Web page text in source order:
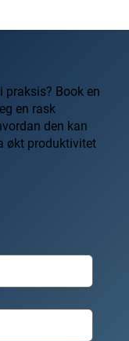
praksis? Book en
en rask
den kan
økt produktivitet